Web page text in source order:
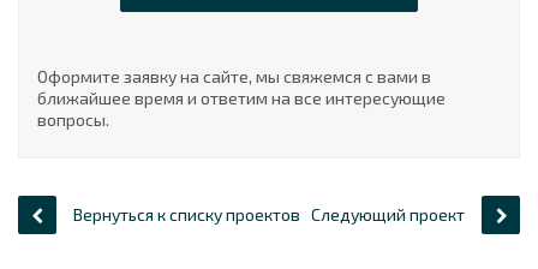
Оформите заявку на сайте, мы свяжемся с вами в
ближайшее время и ответим на все интересующие
вопросы.
Вернуться к списку проектов Следующий проект